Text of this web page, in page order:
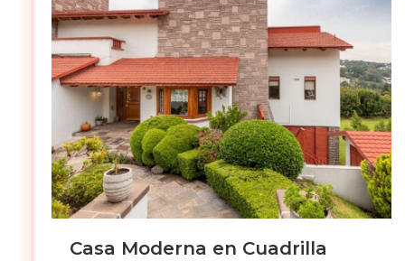
Casa Moderna en Cuadrilla